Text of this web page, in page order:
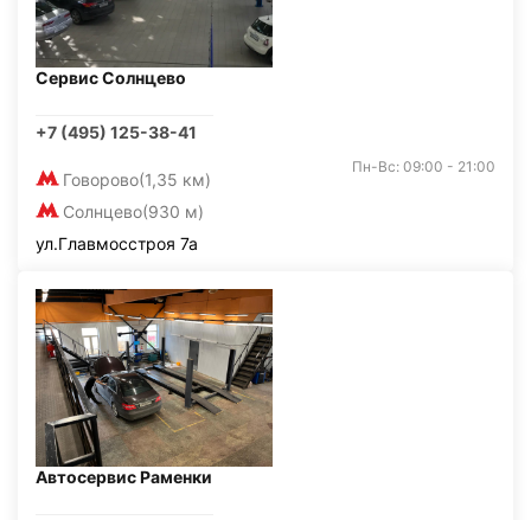
Сервис Солнцево
+7 (495) 125-38-41
Говорово(1,35 км)
Солнцево(930 м)
Пн-Вс: 09:00 - 21:00
ул.Главмосстроя 7а
Автосервис Раменки